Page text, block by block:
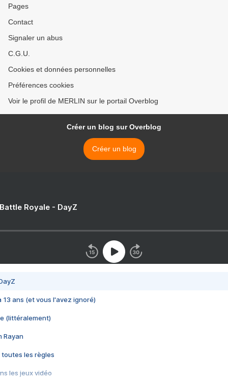
Pages
Contact
Signaler un abus
C.G.U.
Cookies et données personnelles
Préférences cookies
Voir le profil de MERLIN sur le portail Overblog
Créer un blog sur Overblog
Créer un blog
Royale - DayZ
13 ans (et vous l'avez ignoré)
(littéralement)
Rayan
toutes les règles
les jeux vidéo